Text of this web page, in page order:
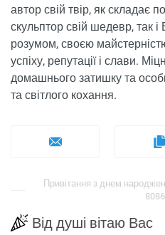
автор свій твір, як складає
скульптор свій шедевр, так і
розумом, своєю
успіху, репутації і слави.
домашнього затишку та
та світлого кохання.
Привітання з днем
Від душі вітаю Вас